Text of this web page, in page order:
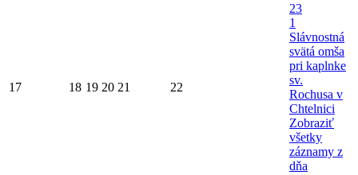
17 18 19 20 21 22
23
1
Slávnostná
svätá omša
pri kaplnke
sv.
Rochusa v
Chtelnici
Zobraziť
všetky
záznamy z
dňa